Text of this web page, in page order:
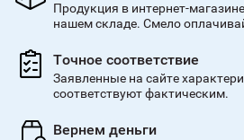
Продукция в интернет-
нашем складе. Смело
Точное соответствие
Заявленные на сайте
соответствуют фактическим.
Вернем деньги